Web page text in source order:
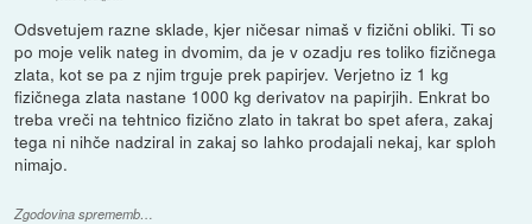
Odsvetujem razne sklade, kjer ničesar nimaš v fizični obliki. Ti so
po moje velik nateg in dvomim, da je v ozadju res toliko fizičnega
zlata, kot se pa z njim trguje prek papirjev. Verjetno iz 1 kg
fizičnega zlata nastane 1000 kg derivatov na papirjih. Enkrat bo
treba vreči na tehtnico fizično zlato in takrat bo spet afera, zakaj
tega ni nihče nadziral in zakaj so lahko prodajali nekaj, kar sploh
nimajo.
Zgodovina sprememb…